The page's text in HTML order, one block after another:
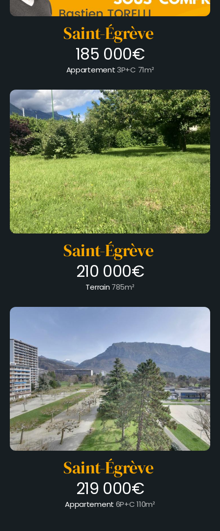
Saint-Égrève
185 000€
Appartement3P+C 71m²
Saint-Égrève
210 000€
Terrain 785m²
Saint-Égrève
219 000€
Appartement 6P+C110m²